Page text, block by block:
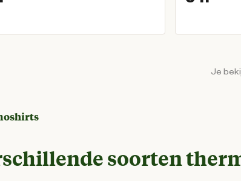
Huidige prijs € 39,95
Je
soorten